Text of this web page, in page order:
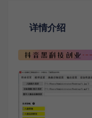
详情介绍